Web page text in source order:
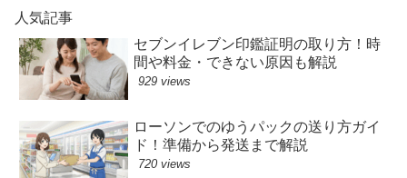
人気記事
セブンイレブン印鑑証明の取り方！時
間や料金・できない原因も解説
929 views
ローソンでのゆうパックの送り方ガイ
ド！準備から発送まで解説
720 views